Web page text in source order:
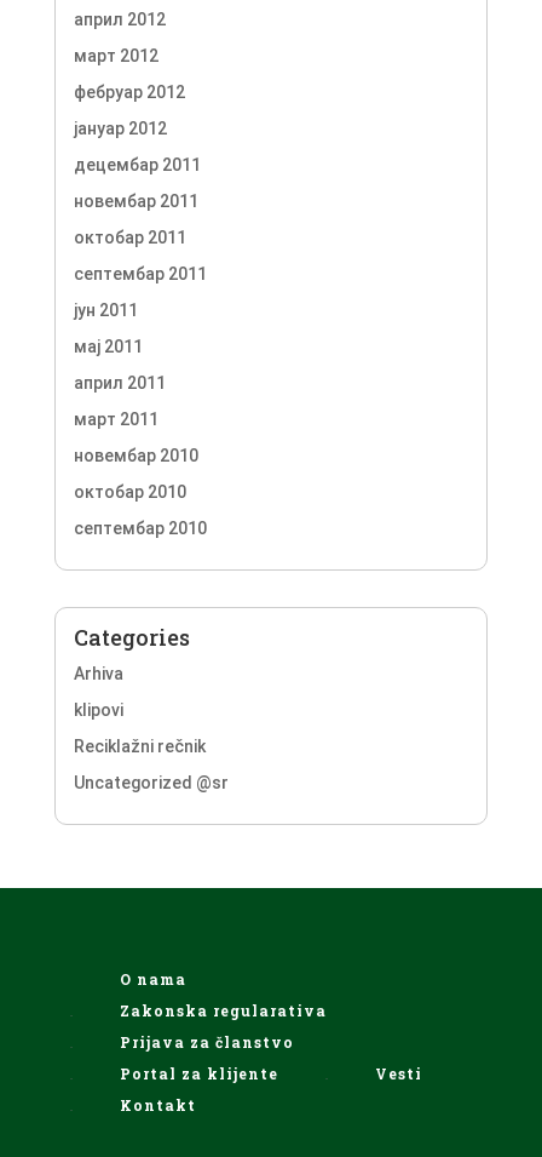
април 2012
март 2012
фебруар 2012
јануар 2012
децембар 2011
новембар 2011
октобар 2011
септембар 2011
јун 2011
мај 2011
април 2011
март 2011
новембар 2010
октобар 2010
септембар 2010
Categories
Arhiva
klipovi
Reciklažni rečnik
Uncategorized @sr
O nama
Zakonska regularativa
Prijava za članstvo
Portal za klijente
Vesti
Kontakt